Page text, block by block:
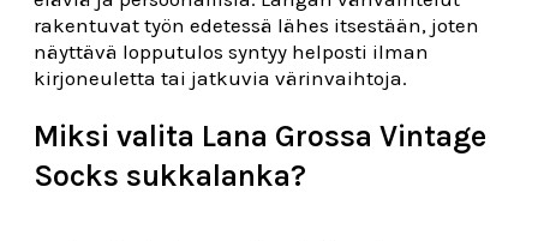
rakentuvat työn edetessä lähes itsestään, joten
näyttävä lopputulos syntyy helposti ilman
kirjoneuletta tai jatkuvia värinvaihtoja.
Miksi valita Lana Grossa Vintage
Socks sukkalanka?